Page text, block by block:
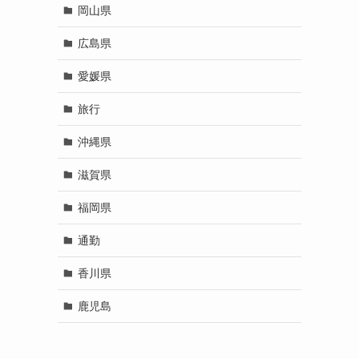
岡山県
広島県
愛媛県
旅行
沖縄県
滋賀県
福岡県
通勤
香川県
鹿児島